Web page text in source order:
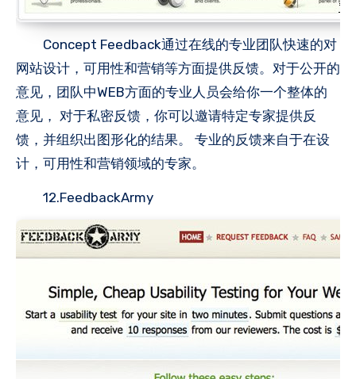
Concept Feedback通过在线的专业团队快速的对
网站设计，可用性和营销等方面提供反馈。对于公开的
意见，团队中WEB方面的专业人员会给你一个整体的
意见， 对于私密反馈，你可以邀请特定专家提供反
馈，并组织出图形化的结果。 专业的反馈来自于在设
计，可用性和营销领域的专家。
12.FeedbackArmy